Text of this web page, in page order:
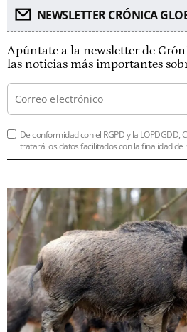
NEWSLETTER CRÓNICA
Apúntate a la newsletter de
las noticias más importantes
De conformidad con el RGPD y la LOPDGDD,
tratará los datos facilitados con la finalidad